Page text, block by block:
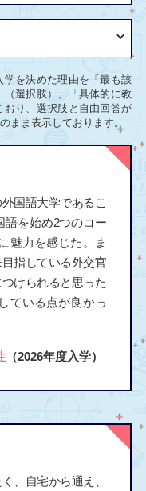
を決めた理由を「最も該
（選択肢）、「具体的に教
おり、選択肢と自由回答が
まま表示しております。
国語大学であるこ
語を始め2つのコー
魅力を感じた。ま
指している外交官
けられると思った
ている点が良かっ
（2026年度入学）
、自宅から通え、